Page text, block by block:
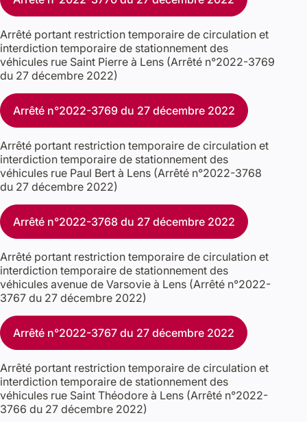
Arrêté portant restriction temporaire de circulation et
interdiction temporaire de stationnement des
véhicules rue Saint Pierre à Lens (Arrêté n°2022-3769
du 27 décembre 2022)
Arrêté n°2022-3769 du 27 décembre 2022
Arrêté portant restriction temporaire de circulation et
interdiction temporaire de stationnement des
véhicules rue Paul Bert à Lens (Arrêté n°2022-3768
du 27 décembre 2022)
Arrêté n°2022-3768 du 27 décembre 2022
Arrêté portant restriction temporaire de circulation et
interdiction temporaire de stationnement des
véhicules avenue de Varsovie à Lens (Arrêté n°2022-
3767 du 27 décembre 2022)
Arrêté n°2022-3767 du 27 décembre 2022
Arrêté portant restriction temporaire de circulation et
interdiction temporaire de stationnement des
véhicules rue Saint Théodore à Lens (Arrêté n°2022-
3766 du 27 décembre 2022)